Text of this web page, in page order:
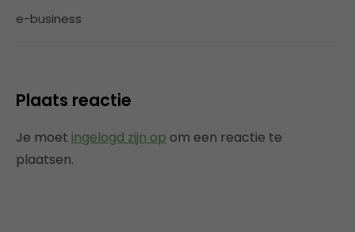
e-business
Plaats reactie
Je moet ingelogd zijn op om een reactie te
plaatsen.